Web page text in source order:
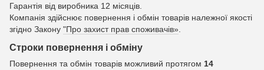
Гарантія від виробника 12 місяців.
Компанія здійснює повернення і обмін товарів належної якості
згідно Закону "Про захист прав споживачів».
Строки повернення і обміну
Повернення та обмін товарів можливий протягом 14